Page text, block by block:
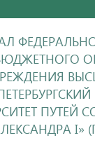
ПУТЕЙ
I»